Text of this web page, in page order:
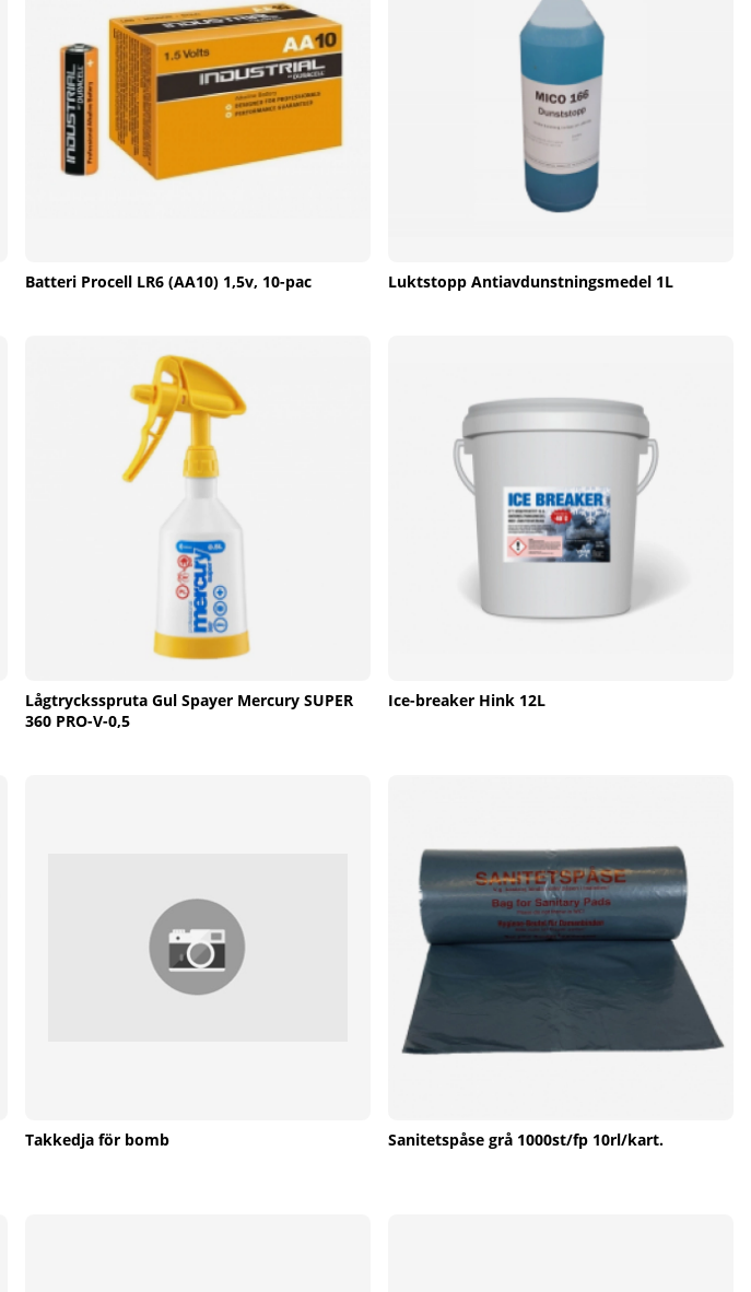
Batteri Procell LR6 (AA10) 1,5v, 10-pac Luktstopp Antiavdunstningsmedel 1L
Lågtrycksspruta Gul Spayer Mercury SUPER
360 PRO-V-0,5
Ice-breaker Hink 12L
Takkedja för bomb Sanitetspåse grå 1000st/fp 10rl/kart.